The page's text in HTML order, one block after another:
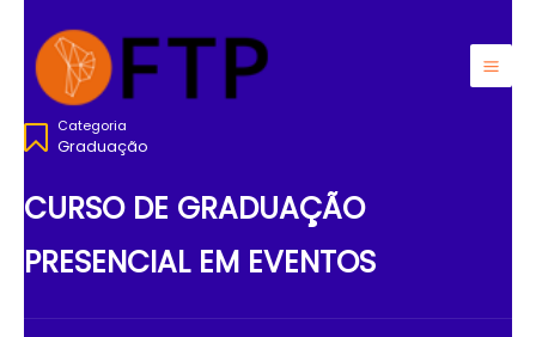
conteúdo
Categoria
Graduação
CURSO DE GRADUAÇÃO
PRESENCIAL EM EVENTOS